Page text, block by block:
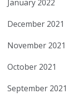
January 2022
December 2021
November 2021
October 2021
September 2021